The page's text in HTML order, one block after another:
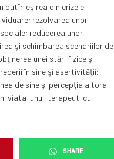
out”; ieşirea din crizele
rezolvarea unor
reducerea unor
şi schimbarea scenariilor de
unei stări fizice şi
în sine şi asertivităţii;
de sine şi percepţia altora.
viata-unui-terapeut-cu-
SHARE